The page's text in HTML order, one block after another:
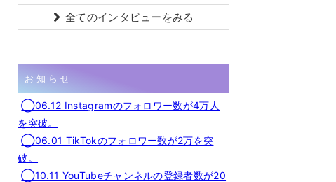
全てのインタビューをみる
お知らせ
◯06.12 Instagramのフォロワー数が4万人
を突破。
◯06.01 TikTokのフォロワー数が2万を突
破。
◯10.11 YouTubeチャンネルの登録者数が20